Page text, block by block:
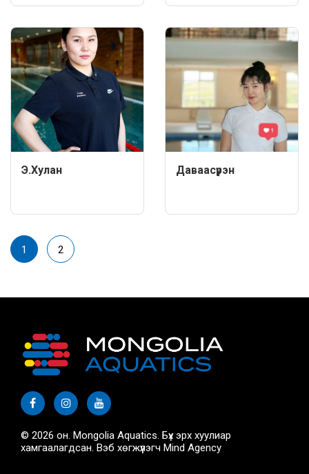
Э.Хулан Даваасүрэн
1 2
© 2026 он. Mongolia Aquatics. Бүх эрх хуулиар
хамгаалагдсан. Вэб хөгжүүлэгч Mind Agency